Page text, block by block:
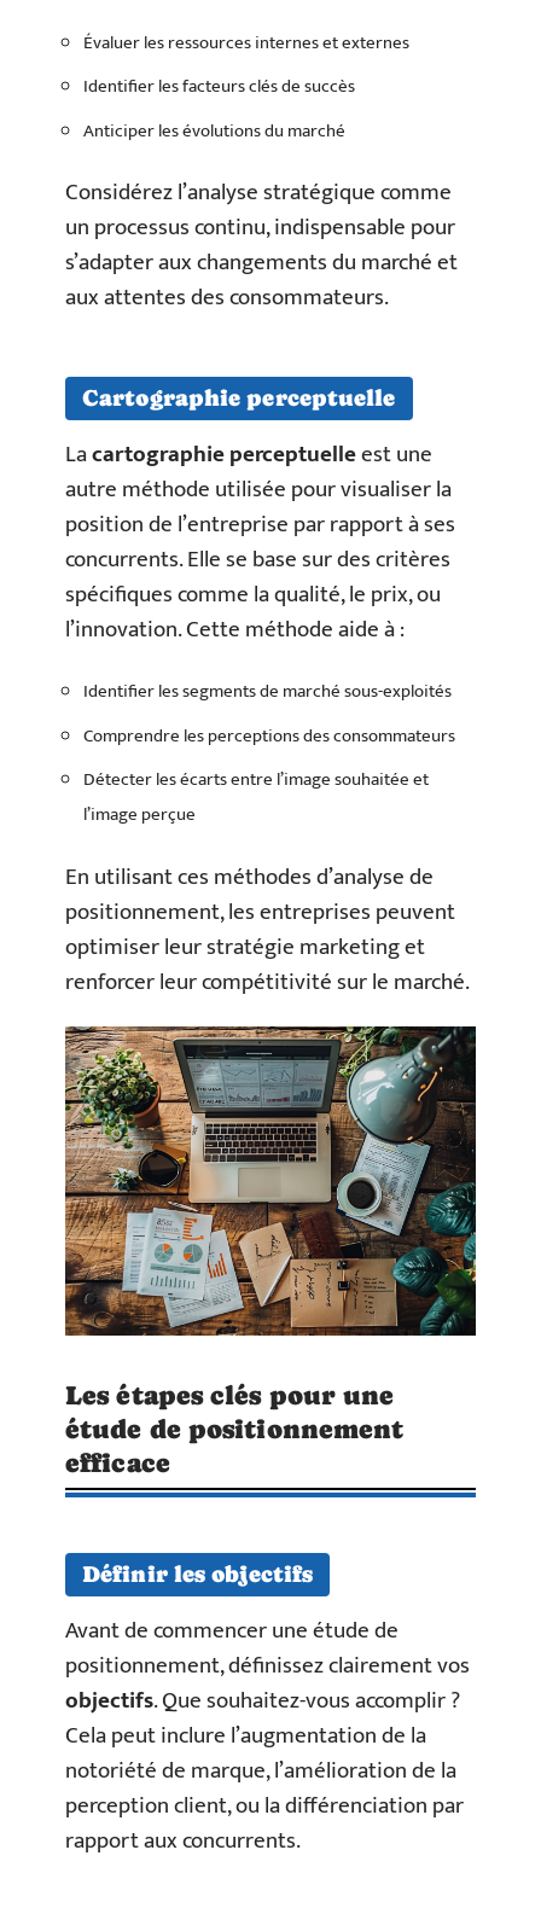
Évaluer les ressources internes et externes
Identifier les facteurs clés de succès
Anticiper les évolutions du marché
Considérez l’analyse stratégique comme
un processus continu, indispensable pour
s’adapter aux changements du marché et
aux attentes des consommateurs.
Cartographie perceptuelle
Lacartographie perceptuelleest une
autre méthode utilisée pour visualiser la
position de l’entreprise par rapport à ses
concurrents. Elle se base sur des critères
spécifiques comme la qualité, le prix, ou
l’innovation. Cette méthode aide à :
Identifier les segments de marché sous-exploités
Comprendre les perceptions des consommateurs
Détecter les écarts entre l’image souhaitée et
l’image perçue
En utilisant ces méthodes d’analyse de
positionnement, les entreprises peuvent
optimiser leur stratégie marketing et
renforcer leur compétitivité sur le marché.
Les étapes clés pour une
étude de positionnement
efficace
Définir les objectifs
Avant de commencer une étude de
positionnement, définissez clairement vos
objectifs. Que souhaitez-vous accomplir ?
Cela peut inclure l’augmentation de la
notoriété de marque, l’amélioration de la
perception client, ou la différenciation par
rapport aux concurrents.